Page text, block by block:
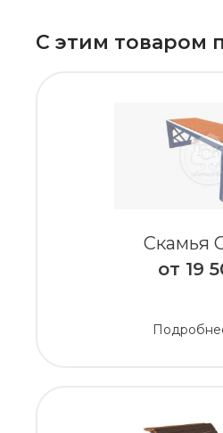
С этим товаром
Скамья
от 19